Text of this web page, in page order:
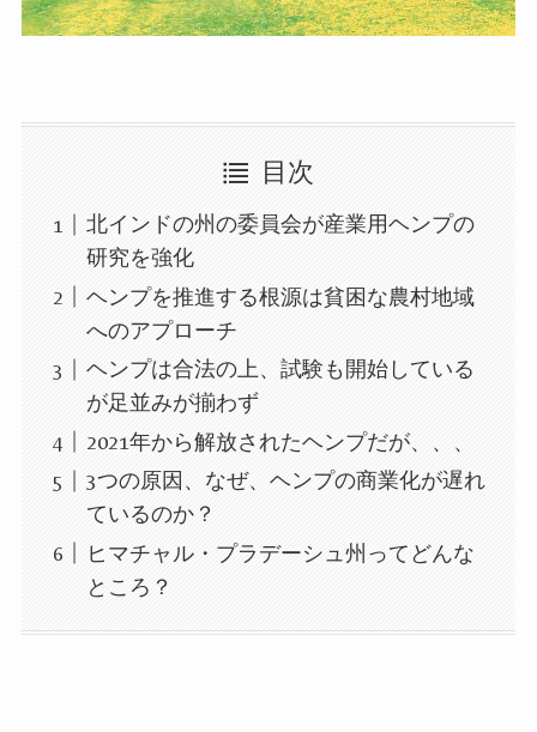
目次
北インドの州の委員会が産業用ヘンプの
研究を強化
ヘンプを推進する根源は貧困な農村地域
へのアプローチ
ヘンプは合法の上、試験も開始している
が足並みが揃わず
2021年から解放されたヘンプだが、、、
3つの原因、なぜ、ヘンプの商業化が遅れ
ているのか？
ヒマチャル・プラデーシュ州ってどんな
ところ？